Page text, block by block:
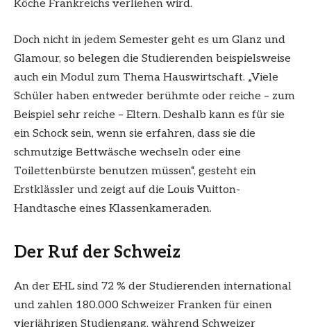
Köche Frankreichs verliehen wird.
Doch nicht in jedem Semester geht es um Glanz und
Glamour, so belegen die Studierenden beispielsweise
auch ein Modul zum Thema Hauswirtschaft. „Viele
Schüler haben entweder berühmte oder reiche – zum
Beispiel sehr reiche – Eltern. Deshalb kann es für sie
ein Schock sein, wenn sie erfahren, dass sie die
schmutzige Bettwäsche wechseln oder eine
Toilettenbürste benutzen müssen“, gesteht ein
Erstklässler und zeigt auf die Louis Vuitton-
Handtasche eines Klassenkameraden.
Der Ruf der Schweiz
An der EHL sind 72 % der Studierenden international
und zahlen 180.000 Schweizer Franken für einen
vierjährigen Studiengang, während Schweizer